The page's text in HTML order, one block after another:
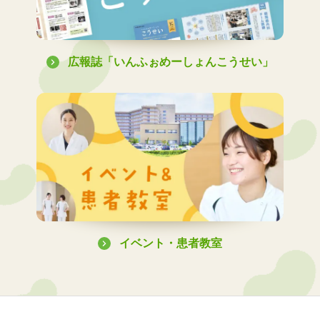
広報誌「いんふぉめーしょんこうせい」
イベント・患者教室